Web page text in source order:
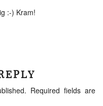
:-) Kram!
Required fields are